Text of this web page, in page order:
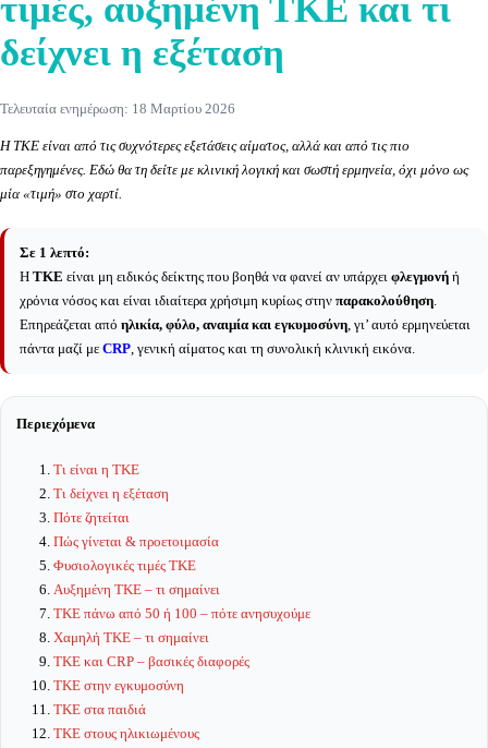
τιμές, αυξημένη ΤΚΕ και τι
δείχνει η εξέταση
Τελευταία ενημέρωση: 18 Μαρτίου 2026
Η ΤΚΕ είναι από τις συχνότερες εξετάσεις αίματος, αλλά και από τις πιο
παρεξηγημένες. Εδώ θα τη δείτε με κλινική λογική και σωστή ερμηνεία, όχι μόνο ως
μία «τιμή» στο χαρτί.
Σε 1 λεπτό:
Η ΤΚΕ είναι μη ειδικός δείκτης που βοηθά να φανεί αν υπάρχει φλεγμονή ή
χρόνια νόσος και είναι ιδιαίτερα χρήσιμη κυρίως στην παρακολούθηση.
Επηρεάζεται από ηλικία, φύλο, αναιμία και εγκυμοσύνη, γι’ αυτό ερμηνεύεται
πάντα μαζί με CRP, γενική αίματος και τη συνολική κλινική εικόνα.
Περιεχόμενα
Τι είναι η ΤΚΕ
Τι δείχνει η εξέταση
Πότε ζητείται
Πώς γίνεται & προετοιμασία
Φυσιολογικές τιμές ΤΚΕ
Αυξημένη ΤΚΕ – τι σημαίνει
ΤΚΕ πάνω από 50 ή 100 – πότε ανησυχούμε
Χαμηλή ΤΚΕ – τι σημαίνει
ΤΚΕ και CRP – βασικές διαφορές
ΤΚΕ στην εγκυμοσύνη
ΤΚΕ στα παιδιά
ΤΚΕ στους ηλικιωμένους